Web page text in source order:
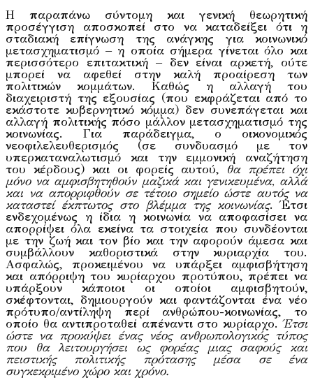
Η παραπάνω σύντομη και γενική θεωρητική
προσέγγιση αποσκοπεί στο να καταδείξει ότι η
σταδιακή επίγνωση της ανάγκης για κοινωνικό
μετασχηματισμό – η οποία σήμερα γίνεται όλο και
περισσότερο επιτακτική – δεν είναι αρκετή, ούτε
μπορεί να αφεθεί στην καλή προαίρεση των
πολιτικών κομμάτων. Καθώς η αλλαγή του
διαχειριστή της εξουσίας (που εκφράζεται από το
εκάστοτε κυβερνητικό κόμμα) δεν συνεπάγεται και
αλλαγή πολιτικής πόσο μάλλον μετασχηματισμό της
κοινωνίας. Για παράδειγμα, ο οικονομικός
νεοφιλελευθερισμός (σε συνδυασμό με τον
υπερκαταναλωτισμό και την εμμονική αναζήτηση
του κέρδους) και οι φορείς αυτού, θα πρέπει όχι
μόνο να αμφισβητηθούν μαζικά και γενικευμένα, αλλά
και να απορριφθούν σε τέτοιο σημείο ώστε αυτός να
καταστεί έκπτωτος στο βλέμμα της κοινωνίας. Έτσι
ενδεχομένως η ίδια η κοινωνία να αποφασίσει να
απορρίψει όλα εκείνα τα στοιχεία που συνδέονται
με την ζωή και τον βίο και την αφορούν άμεσα και
συμβάλλουν καθοριστικά στην κυριαρχία του.
Ασφαλώς, προκειμένου να υπάρξει αμφισβήτηση
και απόρριψη του κυρίαρχου προτύπου, πρέπει να
υπάρξουν κάποιοι οι οποίοι αμφισβητούν,
σκέφτονται, δημιουργούν και φαντάζονται ένα νέο
πρότυπο/αντίληψη περί ανθρώπου-κοινωνίας, το
οποίο θα αντιπροταθεί απέναντι στο κυρίαρχο. Έτσι
ώστε να προκύψει ένας νέος ανθρωπολογικός τύπος
που θα λειτουργήσει ως φορέας μιας σαφούς και
πειστικής πολιτικής πρότασης μέσα σε ένα
συγκεκριμένο χώρο και χρόνο.